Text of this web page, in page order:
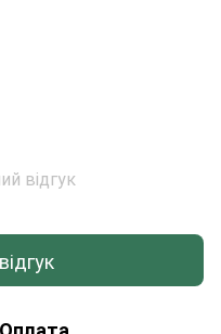
відгук